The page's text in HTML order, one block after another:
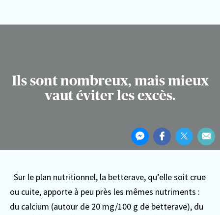
Ils sont nombreux, mais mieux
vaut éviter les excès.
Partager
cetPartager
sur
Partager
sur
Partager
sur Par
Sur le plan nutritionnel, la betterave, qu’elle soit crue
ou cuite, apporte à peu près les mêmes nutriments :
du calcium (autour de 20 mg/100 g de betterave), du